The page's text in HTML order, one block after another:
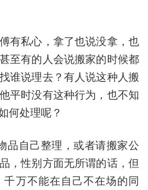
有私心，拿了也说没拿，也
至有的人会说搬家的时候都
谁说理去？有人说这种人搬
平时没有这种行为，也不知
何处理呢？
品自己整理，或者请搬家公
，性别方面无所谓的话，但
万不能在自己不在场的同